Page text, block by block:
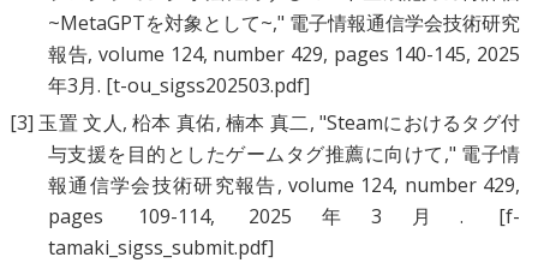
~MetaGPTを対象として~," 電子情報通信学会技術研究
報告, volume 124, number 429, pages 140-145, 2025
年3月. [t-ou_sigss202503.pdf]
[3] 玉置 文人,柗本 真佑,楠本 真二, "Steamにおけるタグ付
与支援を目的としたゲームタグ推薦に向けて," 電子情
報通信学会技術研究報告, volume 124, number 429,
pages 109-114, 2025年3月. [f-
tamaki_sigss_submit.pdf]